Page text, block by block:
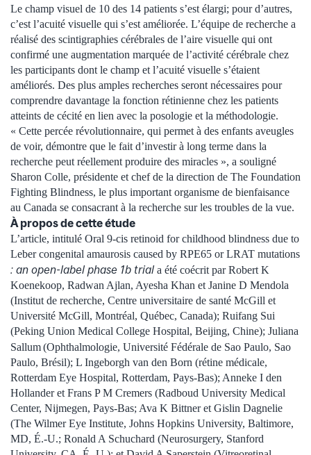
Le champ visuel de 10 des 14 patients s’est élargi; pour d’autres,
c’est l’acuité visuelle qui s’est améliorée. L’équipe de recherche a
réalisé des scintigraphies cérébrales de l’aire visuelle qui ont
confirmé une augmentation marquée de l’activité cérébrale chez
les participants dont le champ et l’acuité visuelle s’étaient
améliorés. Des plus amples recherches seront nécessaires pour
comprendre davantage la fonction rétinienne chez les patients
atteints de cécité en lien avec la posologie et la méthodologie.
« Cette percée révolutionnaire, qui permet à des enfants aveugles
de voir, démontre que le fait d’investir à long terme dans la
recherche peut réellement produire des miracles », a souligné
Sharon Colle, présidente et chef de la direction de The Foundation
Fighting Blindness, le plus important organisme de bienfaisance
au Canada se consacrant à la recherche sur les troubles de la vue.
À propos de cette étude
L’article, intitulé Oral 9-cis retinoid for childhood blindness due to
Leber congenital amaurosis caused by RPE65 or LRAT mutations
: an open-label phase 1b triala été coécrit par Robert K
Koenekoop, Radwan Ajlan, Ayesha Khan et Janine D Mendola
(Institut de recherche, Centre universitaire de santé McGill et
Université McGill, Montréal, Québec, Canada); Ruifang Sui
(Peking Union Medical College Hospital, Beijing, Chine); Juliana
Sallum(Ophthalmologie, Université Fédérale de Sao Paulo, Sao
Paulo, Brésil); L Ingeborgh van den Born (rétine médicale,
Rotterdam Eye Hospital, Rotterdam, Pays-Bas); Anneke I den
Hollander et Frans P M Cremers (Radboud University Medical
Center, Nijmegen, Pays-Bas; Ava K Bittner et Gislin Dagnelie
(The Wilmer Eye Institute, Johns Hopkins University, Baltimore,
MD, É.-U.; Ronald A Schuchard (Neurosurgery, Stanford